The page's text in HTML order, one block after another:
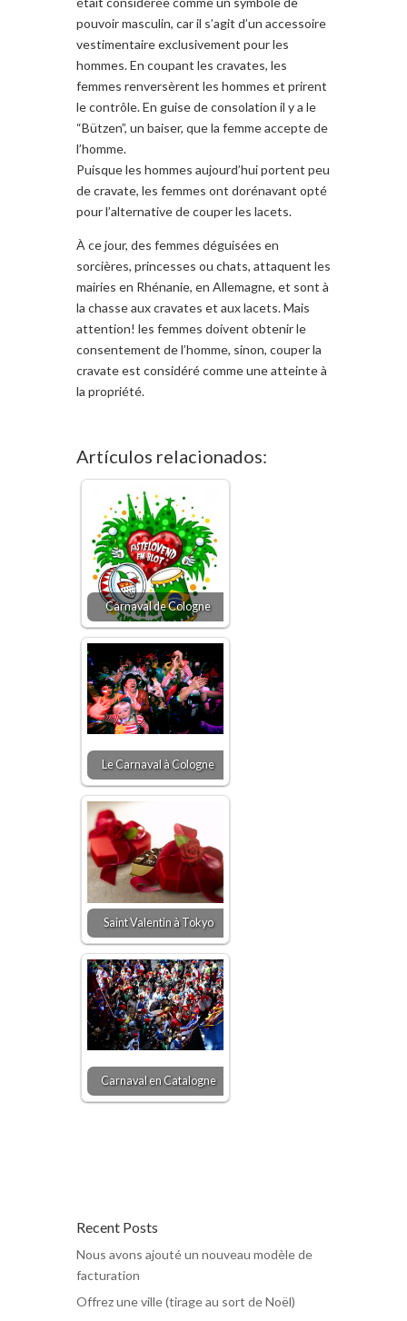
pouvoir masculin, car il s’agit d’un accessoire
vestimentaireexclusivement pour les
hommes. En coupant les cravates, les
femmes renversèrent les hommes et prirent
le contrôle.En guise de consolation il y a le
“Bützen”, un baiser, quela femmeacceptede
l’homme.
Puisque les hommes aujourd’huiportent peu
de cravate, les femmes ont dorénavant opté
pourl’alternativede couper les lacets.
À ce jour, des femmes déguisées en
sorcières, princesses ou chats, attaquent les
mairies en Rhénanie, en Allemagne, et sont à
la chasseaux cravates et auxlacets.Mais
attention! les femmes doivent obtenir le
consentement de l’homme, sinon, couperla
cravate est considéré commeune atteinte à
la propriété.
Artículos relacionados:
Carnaval de Cologne
Le Carnaval à Cologne
Saint Valentin à Tokyo
Carnaval en Catalogne
Recent Posts
Nous avons ajouté un nouveau modèle de
facturation
Offrez une ville (tirage au sort de Noël)